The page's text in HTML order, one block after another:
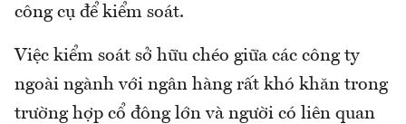
công cụ để kiểm soát.
Việc kiểm soát sở hữu chéo giữa các công ty
ngoài ngành với ngân hàng rất khó khăn trong
trường hợp cổ đông lớn và người có liên quan